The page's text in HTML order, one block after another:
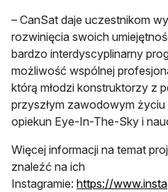
– CanSat daje uczestnikom
rozwinięcia swoich
bardzo interdyscyplinarny
możliwość wspólnej
którą młodzi konstruktorzy z
przyszłym zawodowym
opiekun Eye-In-The-Sky i
Więcej informacji na temat
znaleźć na ich
Instagramie: https://